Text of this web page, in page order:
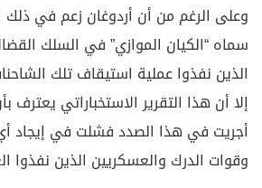
وعلى الرغم من أن أردوغان زعم في ذلك
سماه “الكيان الموازي” في السلك
الذين نفذوا عملية استيقاف تلك
إلا أن هذا التقرير الاستخباراتي يعترف
أجريت في هذا الصدد فشلت في إيجاد
وقوات الدرك والعسكريين الذين نفذوا